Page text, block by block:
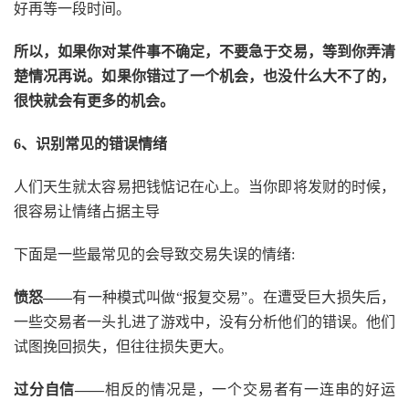
好再等一段时间。
所以，如果你对某件事不确定，不要急于交易，等到你弄清
楚情况再说。如果你错过了一个机会，也没什么大不了的，
很快就会有更多的机会。
6、识别常见的错误情绪
人们天生就太容易把钱惦记在心上。当你即将发财的时候，
很容易让情绪占据主导
下面是一些最常见的会导致交易失误的情绪:
愤怒——有一种模式叫做“报复交易”。在遭受巨大损失后，
一些交易者一头扎进了游戏中，没有分析他们的错误。他们
试图挽回损失，但往往损失更大。
过分自信——相反的情况是，一个交易者有一连串的好运